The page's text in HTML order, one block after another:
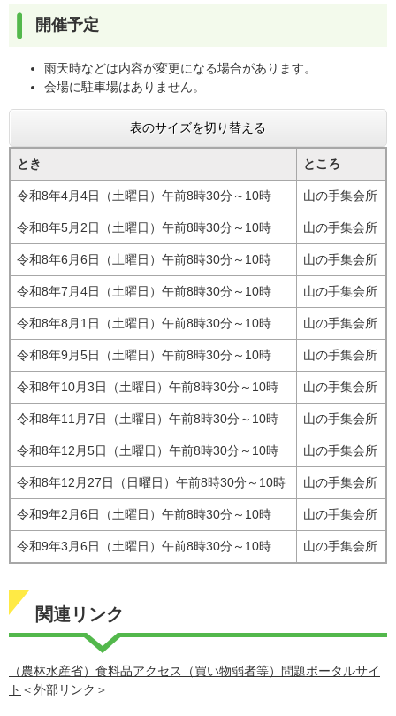
開催予定
雨天時などは内容が変更になる場合があります。
会場に駐車場はありません。
表のサイズを切り替える
とき ところ
令和8年4月4日（土曜日）午前8時30分～10時 山の手集会所
令和8年5月2日（土曜日）午前8時30分～10時 山の手集会所
令和8年6月6日（土曜日）午前8時30分～10時 山の手集会所
令和8年7月4日（土曜日）午前8時30分～10時 山の手集会所
令和8年8月1日（土曜日）午前8時30分～10時 山の手集会所
令和8年9月5日（土曜日）午前8時30分～10時 山の手集会所
令和8年10月3日（土曜日）午前8時30分～10時 山の手集会所
令和8年11月7日（土曜日）午前8時30分～10時 山の手集会所
令和8年12月5日（土曜日）午前8時30分～10時 山の手集会所
令和8年12月27日（日曜日）午前8時30分～10時 山の手集会所
令和9年2月6日（土曜日）午前8時30分～10時 山の手集会所
令和9年3月6日（土曜日）午前8時30分～10時 山の手集会所
関連リンク
（農林水産省）食料品アクセス（買い物弱者等）問題ポータルサイ
ト ＜外部リンク＞